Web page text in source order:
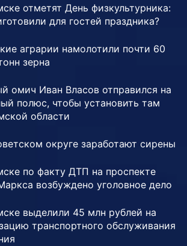
отметят День физкультурника:
для гостей праздника?
аграрии намолотили почти 60
зерна
омич Иван Власов отправился на
полюс, чтобы установить там
области
округе заработают сирены
по факту ДТП на проспекте
возбуждено уголовное дело
выделили 45 млн рублей на
транспортного обслуживания